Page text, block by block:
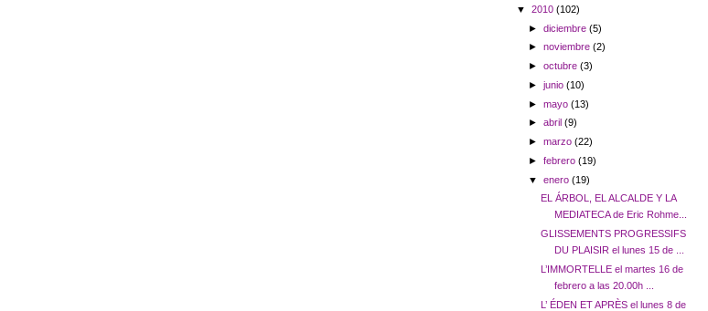
▼ 2010 (102)
►diciembre(5)
►noviembre(2)
►octubre(3)
►junio(10)
►mayo(13)
►abril(9)
►marzo(22)
►febrero(19)
▼enero(19)
EL ÁRBOL, EL ALCALDE Y LA
MEDIATECA de Eric Rohme...
GLISSEMENTS PROGRESSIFS
DU PLAISIR el lunes 15 de ...
L’IMMORTELLE el martes 16 de
febrero a las 20.00h ...
L’ ÉDEN ET APRÈS el lunes 8 de